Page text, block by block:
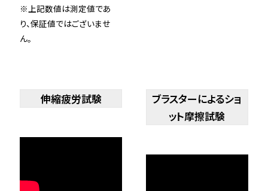
※上記数値は測定値であ
り、保証値ではございませ
ん。
伸縮疲労試験
ブラスターによるショ
ット摩擦試験